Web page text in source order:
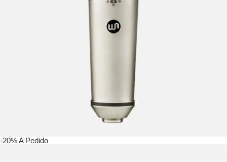
-20%A Pedido